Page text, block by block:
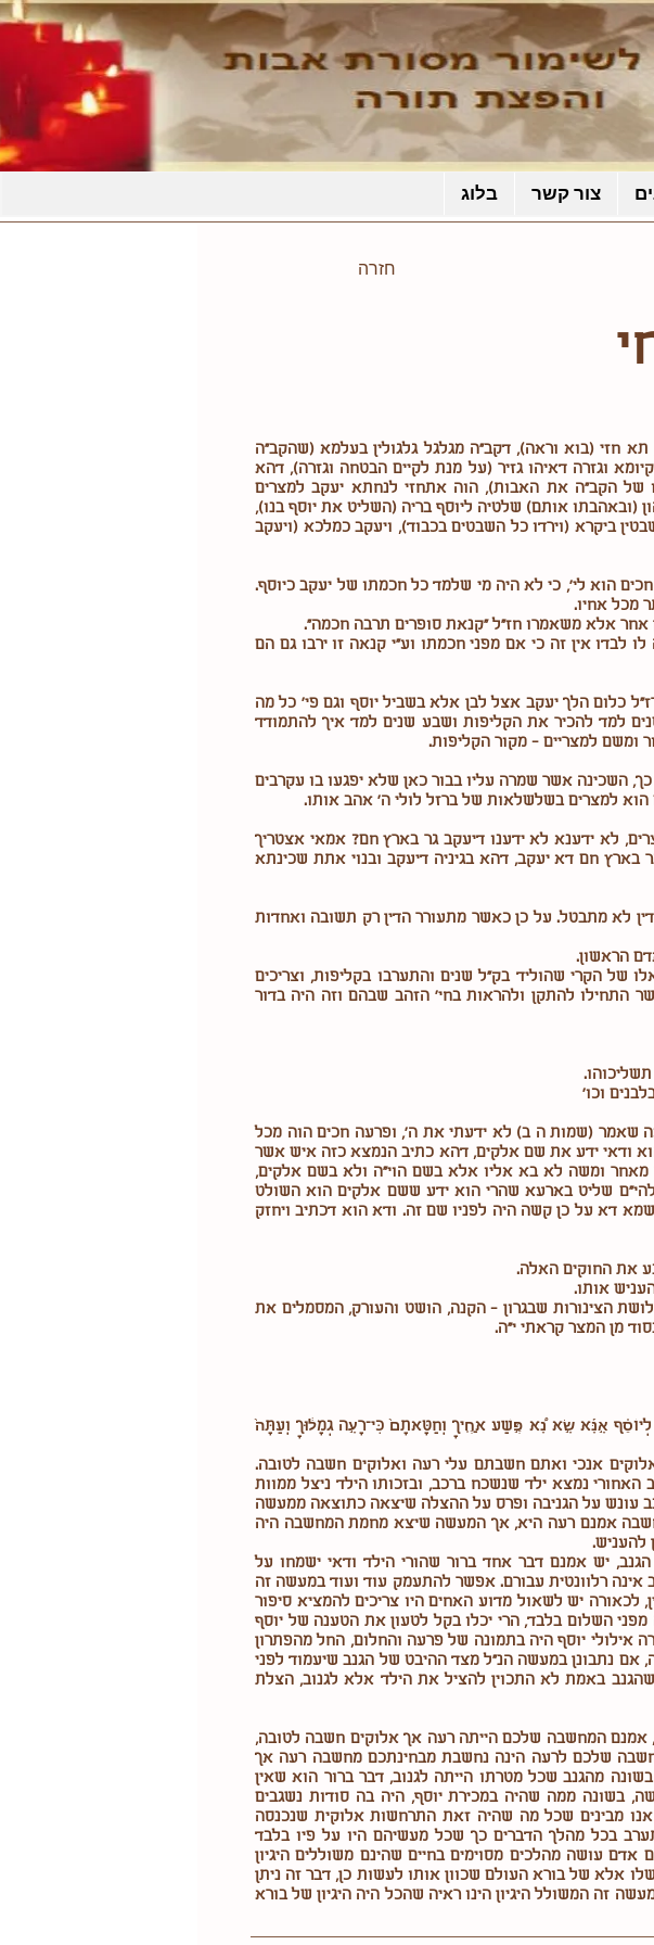
בלוג צור קשר
חזרה
חזי (בוא וראה), דקב"ה מגלגל גלגולין בעלמא (שהקב"ה
קיומא וגזרה דאיהו גזיר (על מנת לקיים הבטחה וגזרה), דהא
של הקב"ה את האבות), הוה אתחזי לנחתא יעקב למצרים
(ובאהבתו אותם) שלטיה ליוסף בריה (השליט את יוסף בנו),
ביקרא (וירדו כל השבטים בכבוד), ויעקב כמלכא (ויעקב
הוא לי', כי לא היה מי שלמד כל חכמתו של יעקב כיוסף.
מכל אחיו.
אחר אלא משאמרו חז"ל "קנאת סופרים תרבה חכמה".
לבדו אין זה כי אם מפני חכמתו וע"י קנאה זו ירבו גם הם
כלום הלך יעקב אצל לבן אלא בשביל יוסף וגם פי' כל מה
למד להכיר את הקליפות ושבע שנים למד איך להתמודד
ומשם למצריים - מקור הקליפות.
כך, השכינה אשר שמרה עליו בבור כאן שלא יפגעו בו עקרבים
הוא למצרים בשלשלאות של ברזל לולי ה' אהב אותו.
לא ידענא לא ידענו דיעקב גר בארץ חם? אמאי אצטריך
חם דא יעקב, דהא בגיניה דיעקב ובנוי אתת שכינתא
לא מתבטל. על כן כאשר מתעורר הדין רק תשובה ואחדות
הראשון.
של הקרי שהוליד בק"ל שנים והתערבו בקליפות, וצריכים
התחילו להתקן ולהראות בחי' הזהב שבהם וזה היה בדור
וכו'
שאמר (שמות ה ב) לא ידעתי את ה', ופרעה חכים הוה מכל
ודאי ידע את שם אלקים, דהא כתיב הנמצא כזה איש אשר
מאחר ומשה לא בא אליו אלא בשם הוי"ה ולא בשם אלקים,
שליט בארעא שהרי הוא ידע ששם אלקים הוא השולט
דא על כן קשה היה לפניו שם זה. ודא הוא דכתיב ויחזק
את החוקים האלה.
אותו.
הצינורות שבגרון - הקנה, הושט והעורק, המסמלים את
מן המצר קראתי י"ה.
לְיוֹסֵ֗ף אָ֣נָּ֡א שָׂ֣א נָ֠א פֶּ֣שַׁע אַחֶ֤יךָ וְחַטָּאתָם֙ כִּי־רָעָ֣ה גְמָל֔וּךָ וְעַתָּה֙
אנכי ואתם חשבתם עלי רעה ואלוקים חשבה לטובה.
נמצא ילד שנשכח ברכב, ובזכותו הילד ניצל ממוות
עונש על הגניבה ופרס על ההצלה שיצאה כתוצאה ממעשה
אמנם רעה היא, אך המעשה שיצא מחמת המחשבה היה
להעניש.
יש אמנם דבר אחד ברור שהורי הילד ודאי ישמחו על
רלוונטית עבורם. אפשר להתעמק עוד ועוד במעשה זה
יש לשאול מדוע האחים היו צריכים להמציא סיפור
השלום בלבד, הרי יכלו בקל לטעון את הטענה של יוסף
יוסף היה בתמונה של פרעה והחלום, החל מהפתרון
נתבונן במעשה הנ"ל מצד ההיבט של הגנב שיעמוד לפני
באמת לא התכוין להציל את הילד אלא לגנוב, הצלת
אמנם המחשבה שלכם הייתה רעה אך אלוקים חשבה לטובה,
שלכם לרעה הינה נחשבת מבחינתכם מחשבה רעה אך
מהגנב שכל מטרתו הייתה לגנוב, דבר ברור הוא שאין
ממה שהיה במכירת יוסף, היה בה סודות נשגבים
מבינים שכל מה שהיה זאת התרחשות אלוקית שנכנסה
בכל מהלך הדברים כך שכל מעשיהם היו על פיו בלבד
עושה מהלכים מסוימים בחיים שהינם משוללים היגיון
אלא של בורא העולם שכוון אותו לעשות כן, דבר זה ניתן
זה המשולל היגיון הינו ראיה שהכל היה היגיון של בורא